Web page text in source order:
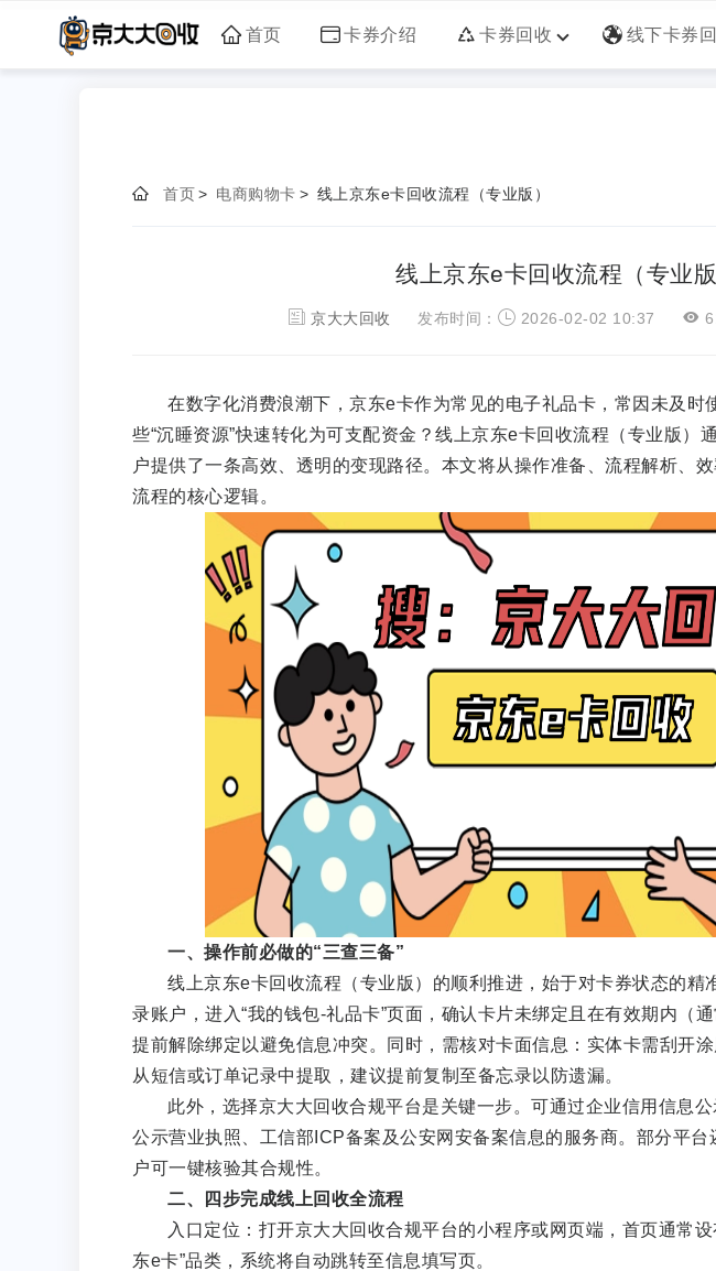
首页 卡券介绍 卡券回收 线下卡券
首页> 电商购物卡 > 线上京东e卡回收流程（专业版）
线上京东e卡回收流程（专业版
京大大回收 发布时间： 2026-02-02 10:37
在数字化消费浪潮下，京东e卡作为常见的电子礼品卡，常因未及时
些“沉睡资源”快速转化为可支配资金？线上京东e卡回收流程（专业版）
户提供了一条高效、透明的变现路径。本文将从操作准备、流程解析、
流程的核心逻辑。
一、操作前必做的“三查三备”
线上京东e卡回收流程（专业版）的顺利推进，始于对卡券状态的精
录账户，进入“我的钱包-礼品卡”页面，确认卡片未绑定且在有效期内（
提前解除绑定以避免信息冲突。同时，需核对卡面信息：实体卡需刮开
从短信或订单记录中提取，建议提前复制至备忘录以防遗漏。
此外，选择京大大回收合规平台是关键一步。可通过企业信用信息
公示营业执照、工信部ICP备案及公安网安备案信息的服务商。部分平台
户可一键核验其合规性。
二、四步完成线上回收全流程
入口定位：打开京大大回收合规平台的小程序或网页端，首页通常
东e卡”品类，系统将自动跳转至信息填写页。